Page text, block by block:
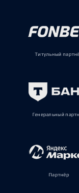
Титульный
Генеральный
Партнёр